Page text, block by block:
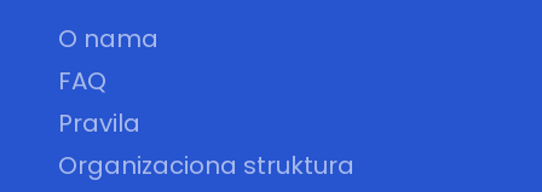
O nama
FAQ
Pravila
Organizaciona struktura